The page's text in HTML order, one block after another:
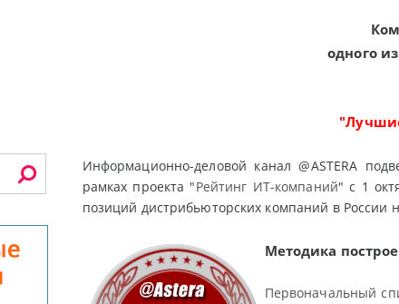
одного
Информационно-деловой канал @ASTERA
рамках проекта "Рейтинг ИТ-компаний" с 1
позиций дистрибьюторских компаний в России
Методика
Первоначальный